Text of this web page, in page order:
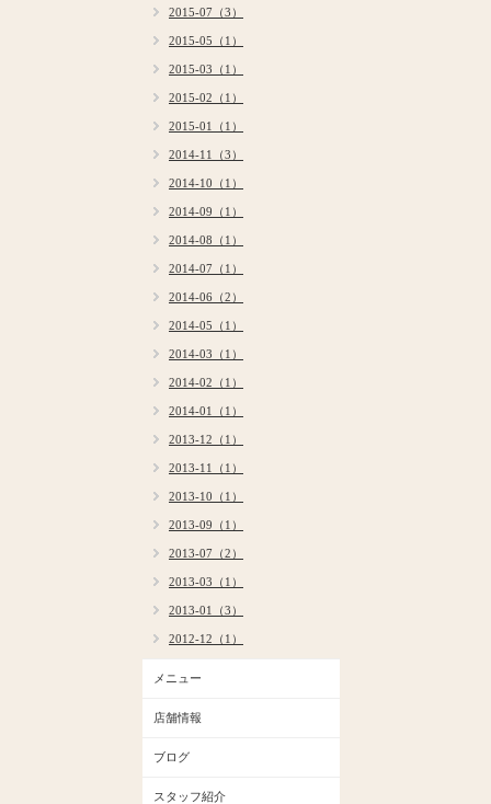
2015-07（3）
2015-05（1）
2015-03（1）
2015-02（1）
2015-01（1）
2014-11（3）
2014-10（1）
2014-09（1）
2014-08（1）
2014-07（1）
2014-06（2）
2014-05（1）
2014-03（1）
2014-02（1）
2014-01（1）
2013-12（1）
2013-11（1）
2013-10（1）
2013-09（1）
2013-07（2）
2013-03（1）
2013-01（3）
2012-12（1）
メニュー
店舗情報
ブログ
スタッフ紹介